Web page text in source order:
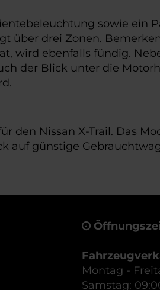
sowie ein
über drei Zonen.
wird ebenfalls fündig.
der Blick unter die
den Nissan X-Trail. Das
auf günstige
Montag -
Samstag: